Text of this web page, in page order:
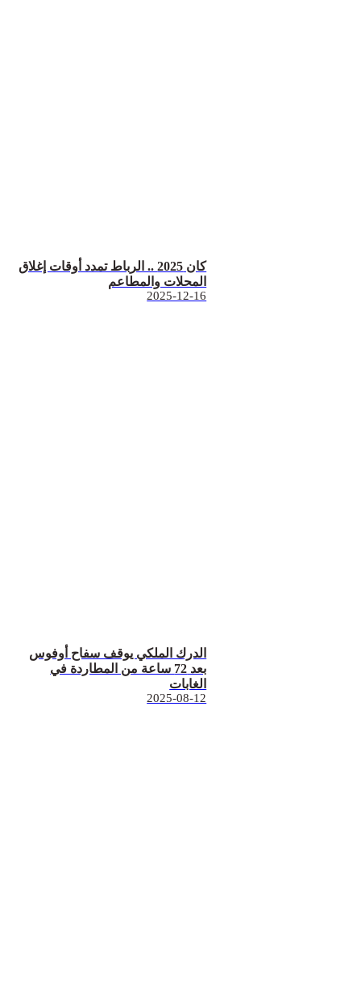
كان 2025 .. الرباط تمدد أوقات إغلاق
المحلات والمطاعم
2025-12-16
الدرك الملكي يوقف سفاح أوفوس
بعد 72 ساعة من المطاردة في
الغابات
2025-08-12